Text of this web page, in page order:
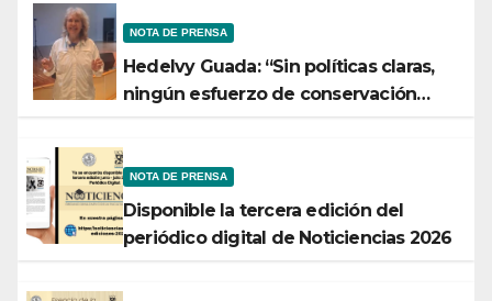
NOTA DE PRENSA
Hedelvy Guada: “Sin políticas claras,
ningún esfuerzo de conservación
NOTA DE PRENSA
Disponible la tercera edición del
periódico digital de Noticiencias 2026